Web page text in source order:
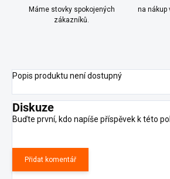
Máme stovky spokojených
zákazníků.
na nákup
Popis produktu není dostupný
Diskuze
Buďte první, kdo napíše příspěvek k této
Přidat komentář